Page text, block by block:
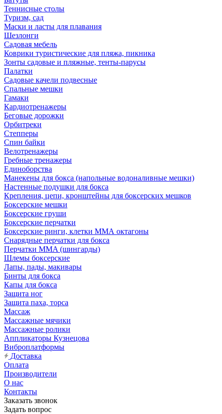
Теннисные столы
Туризм, сад
Маски и ласты для плавания
Шезлонги
Садовая мебель
Коврики туристические для пляжа, пикника
Зонты садовые и пляжные, тенты-парусы
Палатки
Садовые качели подвесные
Спальные мешки
Гамаки
Кардиотренажеры
Беговые дорожки
Орбитреки
Степперы
Спин байки
Велотренажеры
Гребные тренажеры
Единоборства
Манекены для бокса (напольные водоналивные мешки)
Настенные подушки для бокса
Крепления, цепи, кронштейны для боксерских мешков
Боксерские мешки
Боксерские груши
Боксерские перчатки
Боксерские ринги, клетки ММА октагоны
Снарядные перчатки для бокса
Перчатки MMA (шингарды)
Шлемы боксерские
Лапы, пады, макивары
Бинты для бокса
Капы для бокса
Защита ног
Защита паха, торса
Массаж
Массажные мячики
Массажные ролики
Аппликаторы Кузнецова
Виброплатформы
Доставка
Оплата
Производители
О нас
Контакты
Заказать звонок
Задать вопрос